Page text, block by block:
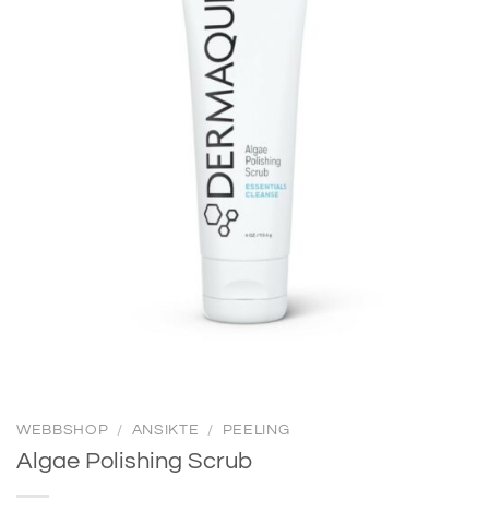
WEBBSHOP / ANSIKTE / PEELING
Algae Polishing Scrub